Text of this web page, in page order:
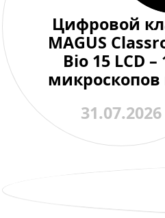
Цифровой
MAGUS
Bio 15 LCD –
микроскопов
31.07.2026